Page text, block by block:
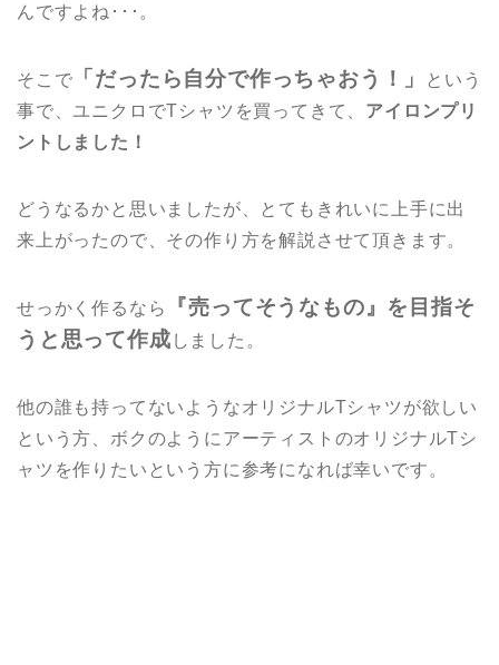
んですよね･･･。
そこで 「だったら自分で作っちゃおう！」
という
事で、ユニクロでTシャツを買ってきて、 アイロンプリ
ントしました！
どうなるかと思いましたが、とてもきれいに上手に出
来上がったので、その作り方を解説させて頂きます。
せっかく作るなら
『売ってそうなもの』を目指そ
うと思って作成 しました。
他の誰も持ってないようなオリジナルTシャツが欲しい
という方、ボクのようにアーティストのオリジナルTシ
ャツを作りたいという方に参考になれば幸いです。